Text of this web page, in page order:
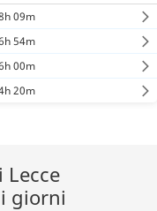
09m
54m
00m
20m
giorni